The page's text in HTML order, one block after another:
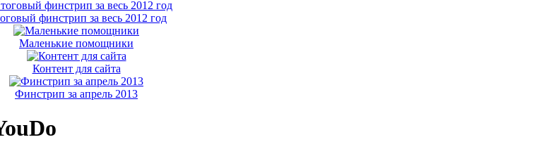
финстрип за весь 2012 год
Маленькие помощники
Контент для сайта
Финстрип за апрель 2013